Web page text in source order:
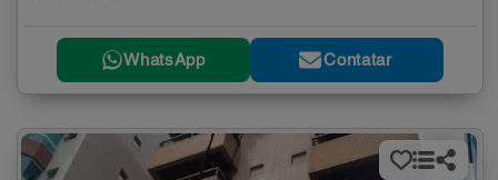
WhatsApp Contatar